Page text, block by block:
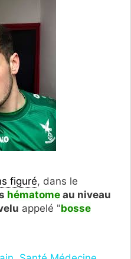
figuré, dans le
hématome au niveau
appelé "bosse